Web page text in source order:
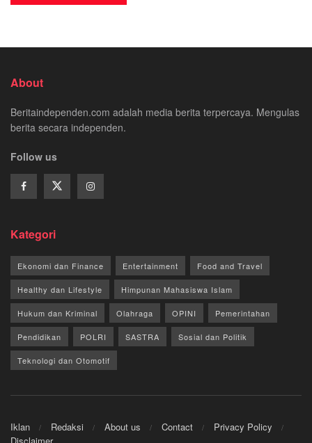
About
Beritaindependen.com adalah media berita terpercaya. Mengulas
berita secara independen.
Follow us
Kategori
Ekonomi dan Finance Entertainment Food and Travel
Healthy dan Lifestyle Himpunan Mahasiswa Islam
Hukum dan Kriminal Olahraga OPINI Pemerintahan
Pendidikan POLRI SASTRA Sosial dan Politik
Teknologi dan Otomotif
Iklan Redaksi About us Contact
Privacy Policy